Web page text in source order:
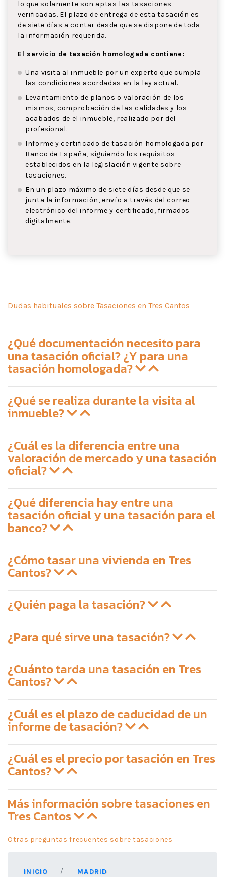
lo que solamente son aptas las tasaciones
verificadas. El plazo de entrega de esta tasación es
de siete días a contar desde que se dispone de toda
la información requerida.
El servicio de tasación homologada contiene:
Una visita al inmueble por un experto que cumpla
las condiciones acordadas en la ley actual.
Levantamiento de planos o valoración de los
mismos, comprobación de las calidades y los
acabados de el inmueble, realizado por del
profesional.
Informe y certificado de tasación homologada por
Banco de España, siguiendo los requisitos
establecidos en la legislación vigente sobre
tasaciones.
En un plazo máximo de siete días desde que se
junta la información, envío a través del correo
electrónico del informe y certificado, firmados
digitalmente.
Dudas habituales sobre Tasaciones en Tres Cantos
¿Qué documentación necesito para
una tasación oficial? ¿Y para una
tasación homologada?
¿Qué se realiza durante la visita al
inmueble?
¿Cuál es la diferencia entre una
valoración de mercado y una tasación
oficial?
¿Qué diferencia hay entre una
tasación oficial y una tasación para el
banco?
¿Cómo tasar una vivienda en Tres
Cantos?
¿Quién paga la tasación?
¿Para qué sirve una tasación?
¿Cuánto tarda una tasación en Tres
Cantos?
¿Cuál es el plazo de caducidad de un
informe de tasación?
¿Cuál es el precio por tasación en Tres
Cantos?
Más información sobre tasaciones en
Tres Cantos
Otras preguntas frecuentes sobre tasaciones
INICIO MADRID